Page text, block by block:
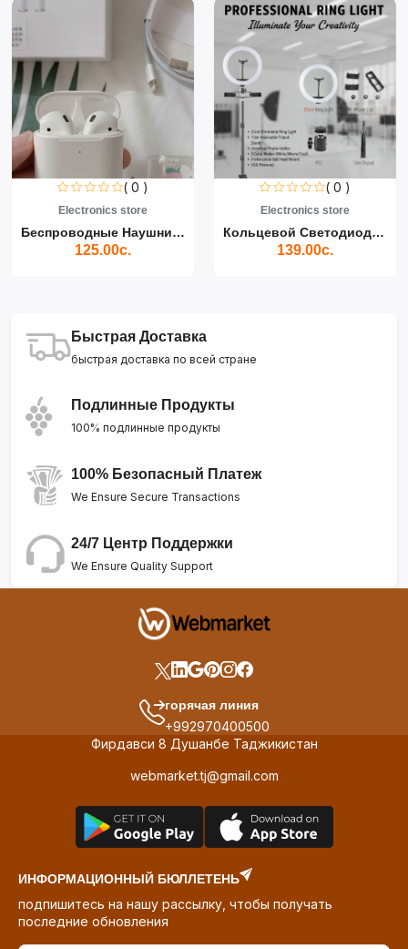
( 0 )
Electronics store
Беспроводные Наушники Air...
125.00с.
( 0 )
Electronics store
Кольцевой Светодиодный Св...
139.00с.
Быстрая Доставка
быстрая доставка по всей стране
Подлинные Продукты
100% подлинные продукты
100% Безопасный Платеж
We Ensure Secure Transactions
24/7 Центр Поддержки
We Ensure Quality Support
горячая линия
+992970400500
Фирдавси 8 Душанбе Таджикистан
webmarket.tj@gmail.com
ИНФОРМАЦИОННЫЙ БЮЛЛЕТЕНЬ
подпишитесь на нашу рассылку, чтобы получать
последние обновления